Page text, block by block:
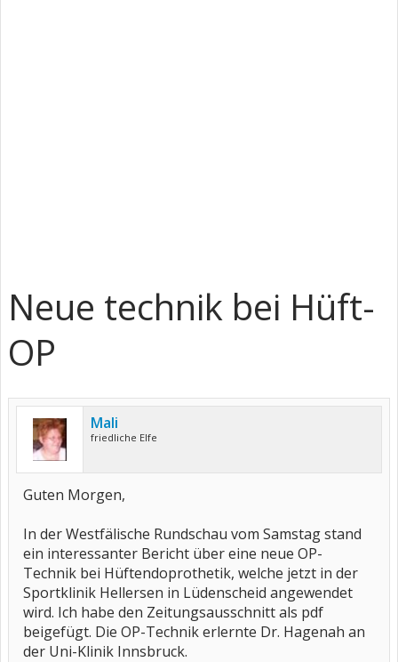
Neue technik bei Hüft-
OP
Mali
friedliche Elfe
Guten Morgen,
In der Westfälische Rundschau vom Samstag stand
ein interessanter Bericht über eine neue OP-
Technik bei Hüftendoprothetik, welche jetzt in der
Sportklinik Hellersen in Lüdenscheid angewendet
wird. Ich habe den Zeitungsausschnitt als pdf
beigefügt. Die OP-Technik erlernte Dr. Hagenah an
der Uni-Klinik Innsbruck.